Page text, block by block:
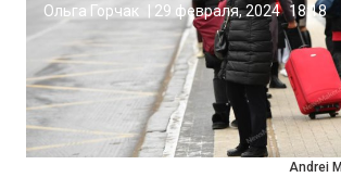
Andrei
Ольга Горчак 29 февраля, 2024 18:18